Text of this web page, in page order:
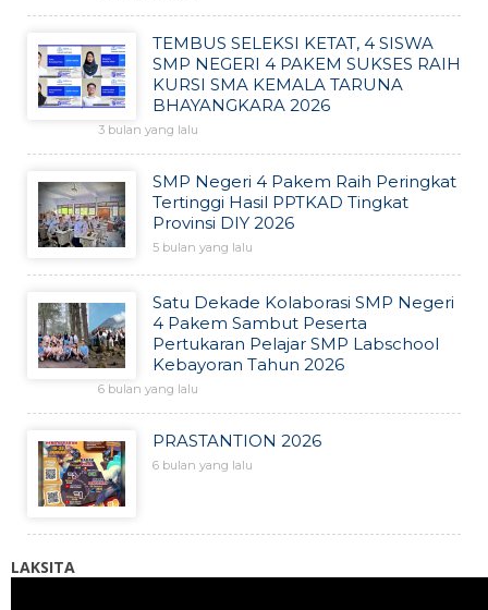
TEMBUS SELEKSI KETAT, 4 SISWA
SMP NEGERI 4 PAKEM SUKSES RAIH
KURSI SMA KEMALA TARUNA
BHAYANGKARA 2026
3 bulan yang lalu
SMP Negeri 4 Pakem Raih Peringkat
Tertinggi Hasil PPTKAD Tingkat
Provinsi DIY 2026
5 bulan yang lalu
Satu Dekade Kolaborasi SMP Negeri
4 Pakem Sambut Peserta
Pertukaran Pelajar SMP Labschool
Kebayoran Tahun 2026
6 bulan yang lalu
PRASTANTION 2026
6 bulan yang lalu
LAKSITA